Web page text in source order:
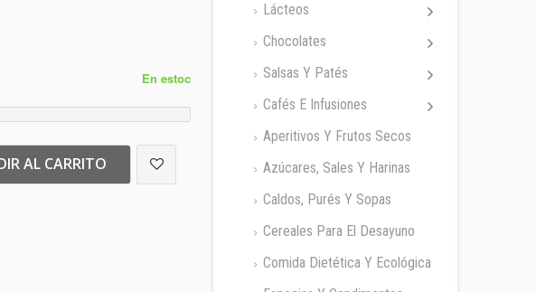
En estoc
AL CARRITO
Lácteos
Chocolates
Salsas Y Patés
Cafés E Infusiones
Aperitivos Y Frutos Secos
Azúcares, Sales Y Harinas
Caldos, Purés Y Sopas
Cereales Para El Desayuno
Comida Dietética Y Ecológica